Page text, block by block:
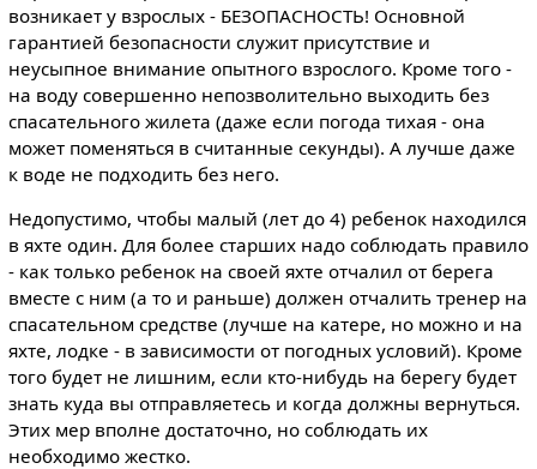
возникает у взрослых - БЕЗОПАСНОСТЬ! Основной
гарантией безопасности служит присутствие и
неусыпное внимание опытного взрослого. Кроме того -
на воду совершенно непозволительно выходить без
спасательного жилета (даже если погода тихая - она
может поменяться в считанные секунды). А лучше даже
к воде не подходить без него.
Недопустимо, чтобы малый (лет до 4) ребенок находился
в яхте один. Для более старших надо соблюдать правило
- как только ребенок на своей яхте отчалил от берега
вместе с ним (а то и раньше) должен отчалить тренер на
спасательном средстве (лучше на катере, но можно и на
яхте, лодке - в зависимости от погодных условий). Кроме
того будет не лишним, если кто-нибудь на берегу будет
знать куда вы отправляетесь и когда должны вернуться.
Этих мер вполне достаточно, но соблюдать их
необходимо жестко.